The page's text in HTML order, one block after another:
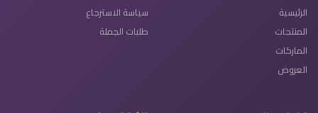
الرئيسية
المنتجات
الماركات
العروض
سياسة الاسترجاع
طلبات الجملة